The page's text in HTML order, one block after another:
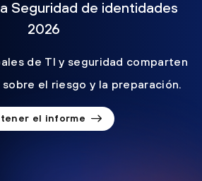
Seguridad de identidades
2026
de TI y seguridad comparten
el riesgo y la preparación.
el informe